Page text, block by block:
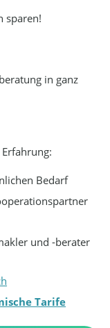
sparen!
in ganz
Bedarf
und -berater
Tarife